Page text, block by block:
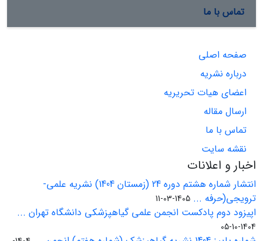
تماس با ما
صفحه اصلی
درباره نشریه
اعضای هیات تحریریه
ارسال مقاله
تماس با ما
نقشه سایت
اخبار و اعلانات
انتشار شماره هشتم دوره 24 (زمستان 1404) نشریه علمی-
ترویجی(حرفه ... 1405-03-11
اپیزود دوم پادکست انجمن علمی گیاهپزشکی دانشگاه تهران ...
1404-10-05